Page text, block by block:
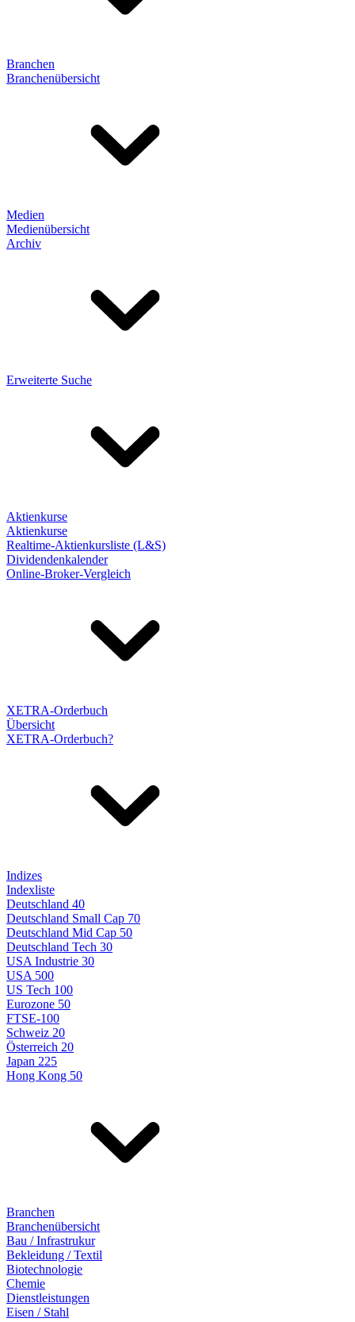
Branchen
Branchenübersicht
Medien
Medienübersicht
Archiv
Erweiterte Suche
Aktienkurse
Aktienkurse
Realtime-Aktienkursliste (L&S)
Dividendenkalender
Online-Broker-Vergleich
XETRA-Orderbuch
Übersicht
XETRA-Orderbuch?
Indizes
Indexliste
Deutschland 40
Deutschland Small Cap 70
Deutschland Mid Cap 50
Deutschland Tech 30
USA Industrie 30
USA 500
US Tech 100
Eurozone 50
FTSE-100
Schweiz 20
Österreich 20
Japan 225
Hong Kong 50
Branchen
Branchenübersicht
Bau / Infrastrukur
Bekleidung / Textil
Biotechnologie
Chemie
Dienstleistungen
Eisen / Stahl